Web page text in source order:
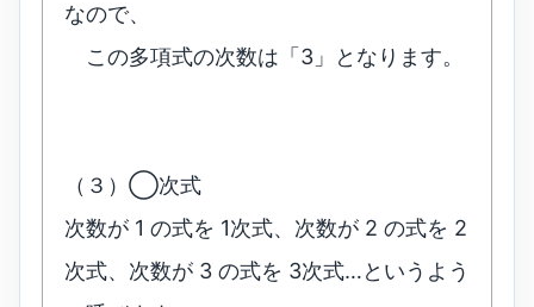
なので、
この多項式の次数は「3」となります。
（３）◯次式
次数が 1 の式を 1次式、次数が 2 の式を 2
次式、次数が 3 の式を 3次式…というよう